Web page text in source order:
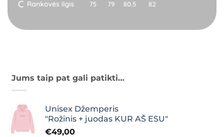
Jums taip pat gali patikti…
Unisex Džemperis
"Rožinis + juodas KUR AŠ ESU"
€49,00